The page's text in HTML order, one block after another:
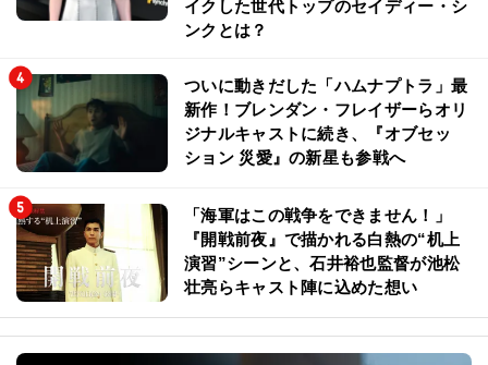
イクした世代トップのセイディー・シ
ンクとは？
ついに動きだした「ハムナプトラ」最
新作！ブレンダン・フレイザーらオリ
ジナルキャストに続き、『オブセッ
ション 災愛』の新星も参戦へ
「海軍はこの戦争をできません！」
『開戦前夜』で描かれる白熱の“机上
演習”シーンと、石井裕也監督が池松
壮亮らキャスト陣に込めた想い